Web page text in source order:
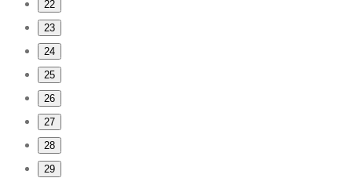
22
23
24
25
26
27
28
29